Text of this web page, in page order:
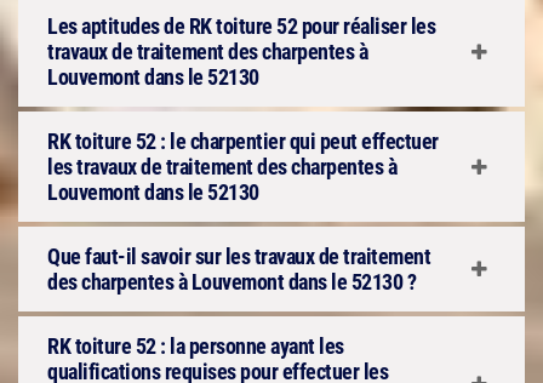
Les aptitudes de RK toiture 52 pour réaliser les
travaux de traitement des charpentes à
Louvemont dans le 52130
RK toiture 52 : le charpentier qui peut effectuer
les travaux de traitement des charpentes à
Louvemont dans le 52130
Que faut-il savoir sur les travaux de traitement
des charpentes à Louvemont dans le 52130 ?
RK toiture 52 : la personne ayant les
qualifications requises pour effectuer les